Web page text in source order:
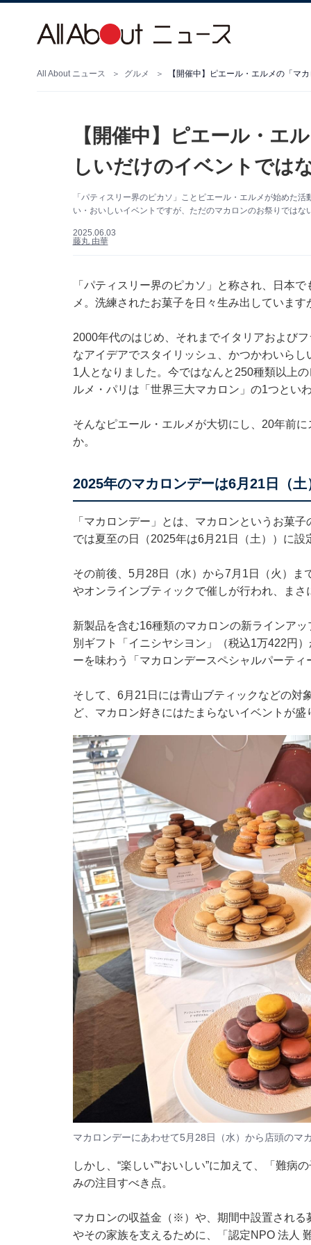
All About ニュース グルメ 【開催中】ピエール・エルメの「マ
【開催中】ピエール・エ
しいだけのイベントでは
「パティスリー界のピカソ」ことピエール・エルメが始めた
い・おいしいイベントですが、ただのマカロンのお祭りではな
2025.06.03
藤丸 由華
「パティスリー界のピカソ」と称され、日本
メ。洗練されたお菓子を日々生み出していま
2000年代のはじめ、それまでイタリアおよび
なアイデアでスタイリッシュ、かつかわいら
1人となりました。今ではなんと250種類以上
ルメ・パリは「世界三大マカロン」の1つとい
そんなピエール・エルメが大切にし、20年前
か。
2025年のマカロンデーは6月21日（土
「マカロンデー」とは、マカロンというお菓
では夏至の日（2025年は6月21日（土））に設
その前後、5月28日（水）から7月1日（火）ま
やオンラインブティックで催しが行われ、まさ
新製品を含む16種類のマカロンの新ラインア
別ギフト「イニシヤシヨン」（税込1万422円
ーを味わう「マカロンデースペシャルパーティ
そして、6月21日には青山ブティックなどの対
ど、マカロン好きにはたまらないイベントが盛
マカロンデーにあわせて5月28日（水）から店頭のマ
しかし、“楽しい”“おいしい”に加えて、「難
みの注目すべき点。
マカロンの収益金（※）や、期間中設置される
やその家族を支えるために、「認定NPO 法人